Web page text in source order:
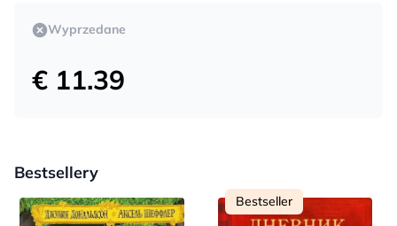
Wyprzedane
€ 11.39
Bestsellery
Bestseller